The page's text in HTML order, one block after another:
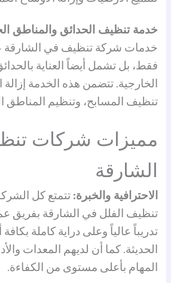
خدمة تنظيف الحدائق والمناطق
خدمات شركة تنظيف في الشارقة
فقط، بل تشمل أيضاً العناية
الخارجية. تتضمن هذه الخدمة
تنظيف المسابح، وتنظيم المناطق
مميزات شركات
الشارقة
الاحترافية والخبرة: تتمتع كل
تنظيف الفلل في الشارقة بفريق
تدريباً عالياً وعلى دراية كاملة
الحديثة. كما أن لديهم المعدات
المهام بأعلى مستوى من الكفاءة.